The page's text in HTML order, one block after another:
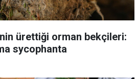
ürettiği orman bekçileri:
sycophanta